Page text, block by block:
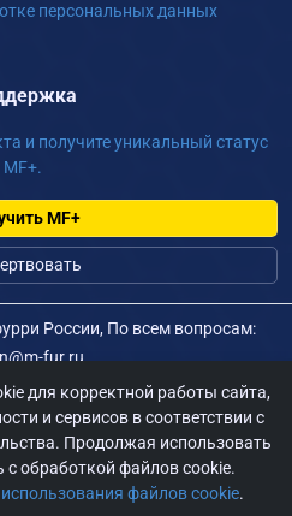
персональных данных
и получите уникальный статус
MF+.
MF+
России, По всем вопросам:
fur.ru
для корректной работы сайта,
и сервисов в соответствии с
Продолжая использовать
с обработкой файлов cookie.
файлов cookie.